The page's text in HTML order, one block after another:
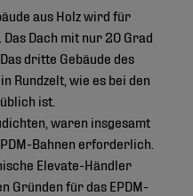
aus Holz wird für
Dach mit nur 20 Grad
dritte Gebäude des
Rundzelt, wie es bei den
ist.
waren insgesamt
Bahnen erforderlich.
Elevate-Händler
Gründen für das EPDM-